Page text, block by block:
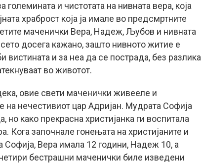
и чистотата на нивната вера, која
храброст која ја имале во предсмртните
маченички Вера, Надеж, Љубов и нивната
досега кажано, зашто нивното житие е
вистината и за неа да се пострада, без разлика
во животот.
овие свети маченички живееле и
на нечестивиот цар Адријан. Мудрата Софија
како прекрасна христијанка ги воспитала
Кога започнале гонењата на христијаните и
Вера имала 12 години, Надеж 10, а
бестрашни маченички биле изведени